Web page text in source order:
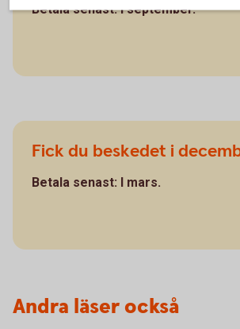
Betala senast: I september.
Fick du beskedet i
Betala senast: I mars.
Andra läser också